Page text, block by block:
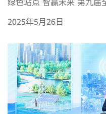
绿色站点 智赢未来 第九届
2025年5月26日